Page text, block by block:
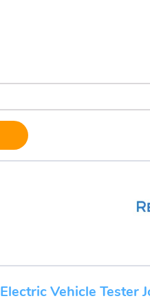
Electric Vehicle Tester